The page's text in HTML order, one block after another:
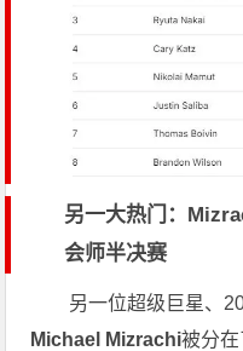
另一大热门：
会师半决赛
另一位超级巨星、
Michael Mizrachi被分